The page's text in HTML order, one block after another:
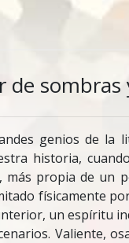
de sombras
genios de la
historia,
propia de un
físicamente
un espíritu
Valiente,